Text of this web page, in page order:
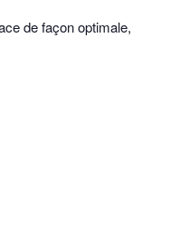
de façon optimale,